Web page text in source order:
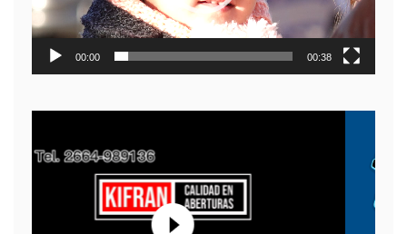
00:00 00:38